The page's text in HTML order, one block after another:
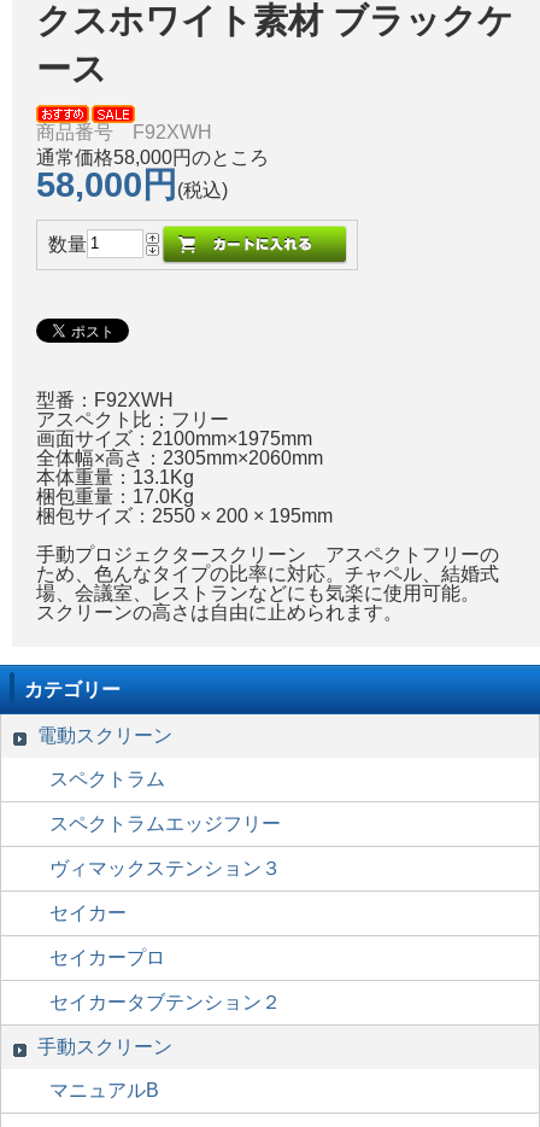
クスホワイト素材 ブラックケ
ース
商品番号 F92XWH
通常価格58,000円のところ
58,000円 (税込)
数量
型番：F92XWH
アスペクト比：フリー
画面サイズ：2100mm×1975mm
全体幅×高さ：2305mm×2060mm
本体重量：13.1Kg
梱包重量：17.0Kg
梱包サイズ：2550 × 200 × 195mm
手動プロジェクタースクリーン アスペクトフリーの
ため、色んなタイプの比率に対応。チャペル、結婚式
場、会議室、レストランなどにも気楽に使用可能。
スクリーンの高さは自由に止められます。
カテゴリー
電動スクリーン
スペクトラム
スペクトラムエッジフリー
ヴィマックステンション３
セイカー
セイカープロ
セイカータブテンション２
手動スクリーン
マニュアルB